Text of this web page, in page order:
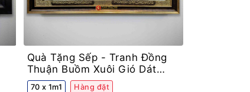
Quà Tặng Sếp - Tranh Đồng
Thuận Buồm Xuôi Gió Dát
Vàng Bạc Khung Decor
70 x 1m1 Hàng đặt